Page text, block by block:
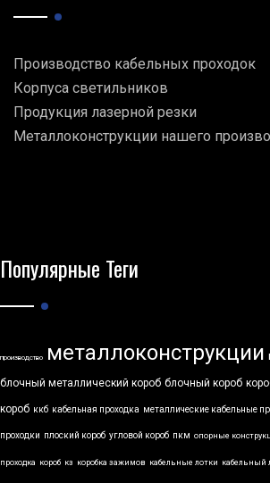
Производство кабельных проходок
Корпуса светильников
Продукция лазерной резки
Металлоконструкции нашего
Популярные Теги
производство металлоконструкции
блочный металлический короб блочный короб
короб ккб кабельная проходка металлические кабельные
проходки плоский короб угловой короб пкм опорные
проходка короб кз коробка зажимов кабельные лотки кабельный